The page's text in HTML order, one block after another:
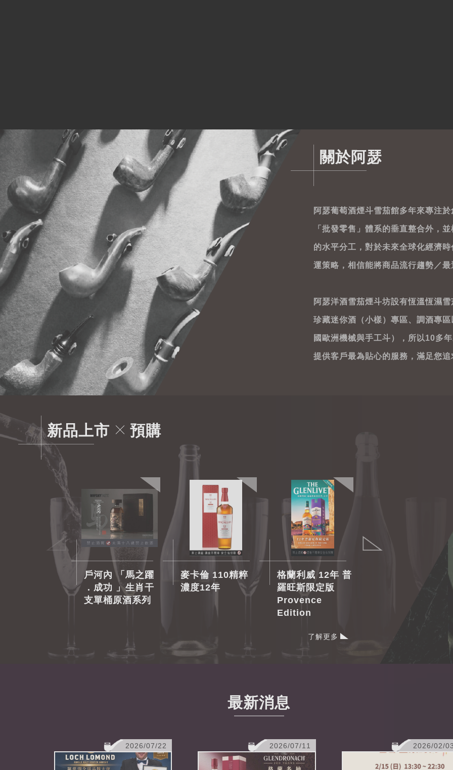
關於阿瑟
阿瑟葡萄酒煙斗雪茄館多年來專注
「批發零售」體系的垂直整合外，
的水平分工，對於未來全球化經濟
運策略，相信能將商品流行趨勢／
阿瑟洋酒雪茄煙斗坊設有恆溫恆濕
珍藏迷你酒（小樣）專區、調酒專
國歐洲機械與手工斗），所以10多
提供客戶最為貼心的服務，滿足您
新品上市 預購
戶河內 「馬之躍
．成功 」生肖干
支單桶原酒系列
麥卡倫 110精粹
濃度12年
格蘭利威 12年 普
羅旺斯限定版
Provence
Edition
了解更多
最新消息
2026/07/22 2026/07/11 2026/02/